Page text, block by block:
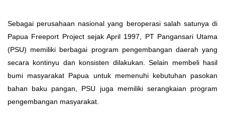
Sebagai perusahaan nasional yang beroperasi salah satunya di
Papua Freeport Project sejak April 1997, PT Pangansari Utama
(PSU) memiliki berbagai program pengembangan daerah yang
secara kontinyu dan konsisten dilakukan. Selain membeli hasil
bumi masyarakat Papua untuk memenuhi kebutuhan pasokan
bahan baku pangan, PSU juga memiliki serangkaian program
pengembangan masyarakat.